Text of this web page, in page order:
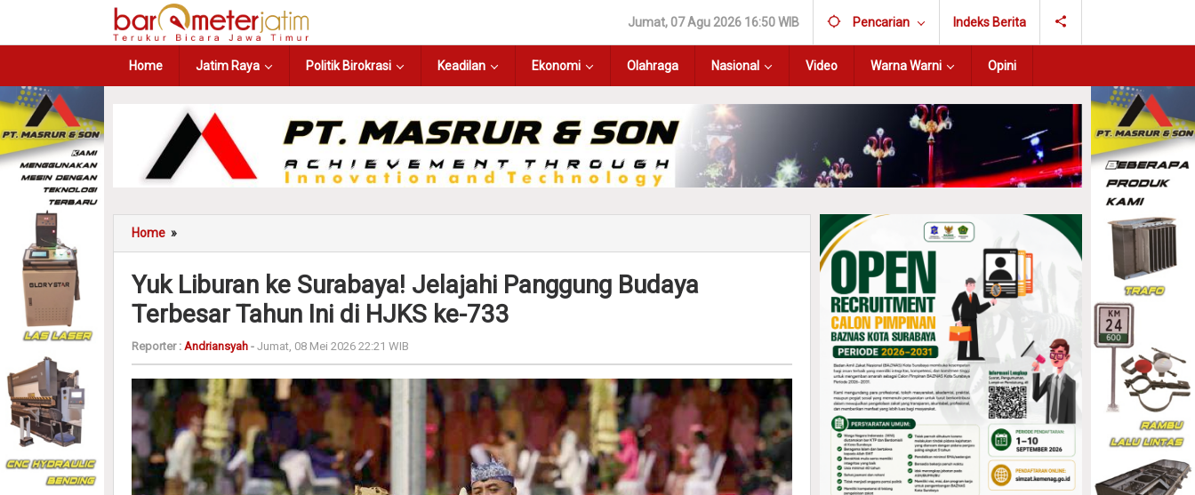
Jumat, 07 Agu 2026 16:50 WIB Pencarian Indeks Berita
Home Jatim Raya Politik Birokrasi Keadilan Ekonomi Olahraga Nasional Video Warna Warni Opini
Home »
Yuk Liburan ke Surabaya! Jelajahi Panggung Budaya
Terbesar Tahun Ini di HJKS ke-733
Reporter : Andriansyah - Jumat, 08 Mei 2026 22:21 WIB